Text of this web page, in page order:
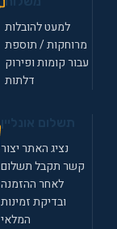
למעט להובלות
מרוחקות / תוספת
עבור קומות ופירוק
דלתות
נציג האתר יצור
קשר תקבל תשלום
לאחר ההזמנה
ובדיקת זמינות
המלאי